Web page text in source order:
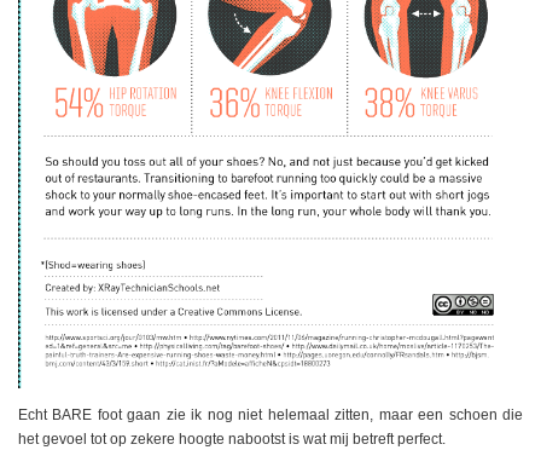
Echt BARE foot gaan zie ik nog niet helemaal zitten, maar een schoen die
het gevoel tot op zekere hoogte nabootst is wat mij betreft perfect.